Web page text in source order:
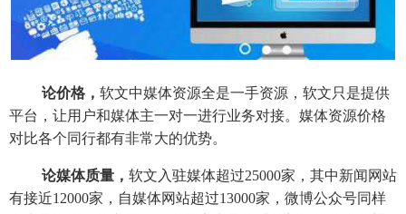
论价格， 软文中媒体资源全是一手资源，软文只是提供
平台，让用户和媒体主一对一进行业务对接。媒体资源价格
对比各个同行都有非常大的优势。
论媒体质量， 软文入驻媒体超过25000家，其中新闻网站
有接近12000家，自媒体网站超过13000家，微博公众号同样